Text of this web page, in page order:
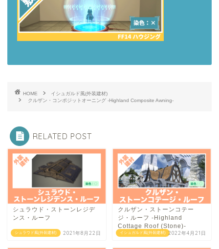
HOME
イシュガルド風(外装建材)
クルザン・コンポジットオーニング -Highland Composite Awning-
RELATED POST
シュラウド風(外装建材)
シュラウド・ストーンレジデ
ンス・ルーフ
2021年8月22日 イシュガルド風(外装建材)
クルザン・ストーンコテー
ジ・ルーフ -Highland
Cottage Roof (Stone)-
2022年4月21日